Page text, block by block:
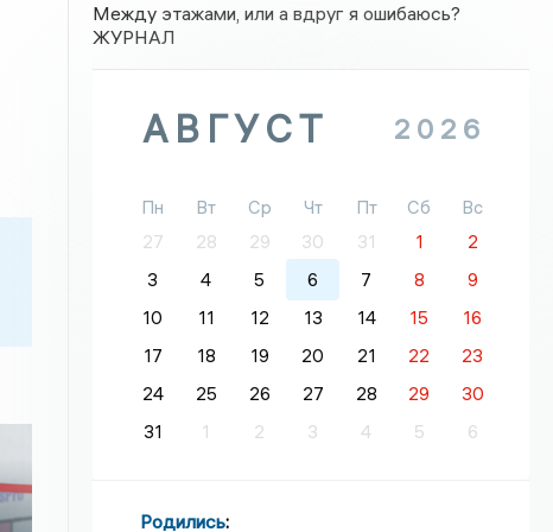
Между этажами, или а вдруг я ошибаюсь?
ЖУРНАЛ
АВГУСТ 2026
Пн Вт Ср Чт Пт Сб
Вс
27
28 29 30 31 1
2
3
4 5 6 7 8
9
10
11 12 13 14 15
16
17
18 19 20 21 22
23
24
25 26 27 28 29
30
31
1 2 3 4 5 6
Родились: